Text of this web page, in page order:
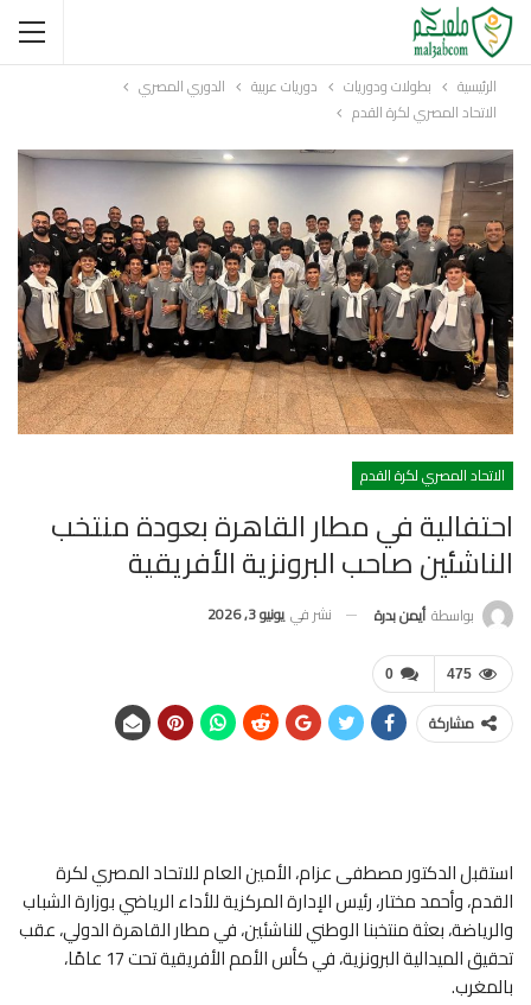
الرئيسية بطولات ودوريات دوريات عربية
الدوري المصري
الاتحاد المصري لكرة القدم
الاتحاد المصري لكرة القدم
احتفالية في مطار القاهرة بعودة منتخب
الناشئين صاحب البرونزية الأفريقية
بواسطة أيمن بدرة نشر في يونيو 3, 2026
0 475
مشاركة
استقبل الدكتور مصطفى عزام، الأمين العام للاتحاد المصري لكرة
القدم، وأحمد مختار، رئيس الإدارة المركزية للأداء الرياضي بوزارة الشباب
والرياضة، بعثة منتخبنا الوطني للناشئين، في مطار القاهرة الدولي، عقب
تحقيق الميدالية البرونزية، في كأس الأمم الأفريقية تحت 17 عامًا،
بالمغرب.